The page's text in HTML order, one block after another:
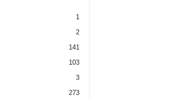
1
2
141
103
3
273